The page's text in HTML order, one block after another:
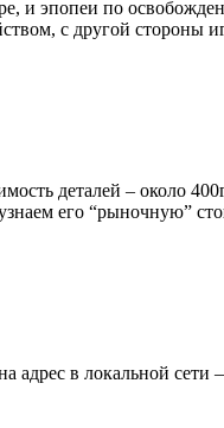
и эпопеи по
с другой стороны
деталей – около
его “рыночную”
адрес в локальной сети